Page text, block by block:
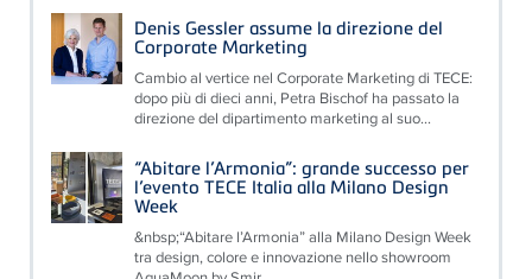
Denis Gessler assume la direzione del
Corporate Marketing
Cambio al vertice nel Corporate Marketing di TECE:
dopo più di dieci anni, Petra Bischof ha passato la
direzione del dipartimento marketing al suo...
“Abitare l’Armonia”: grande successo per
l’evento TECE Italia alla Milano Design
Week
&nbsp;“Abitare l’Armonia” alla Milano Design Week
tra design, colore e innovazione nello showroom